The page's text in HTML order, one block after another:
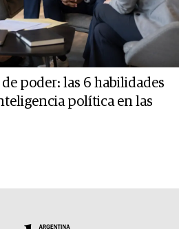
poder: las 6 habilidades
política en las